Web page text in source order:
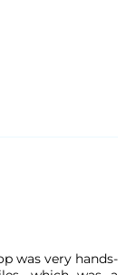
was very hands-